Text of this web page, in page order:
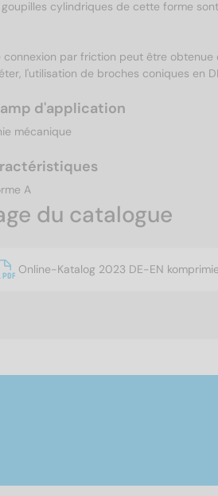
goupilles cylindriques de cette forme
connexion par friction peut être
l'utilisation de broches coniques en
d'application
mécanique
A
du catalogue
Online-Katalog 2023 DE-EN